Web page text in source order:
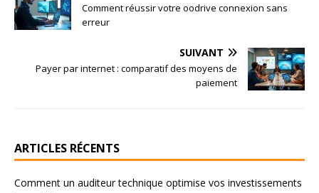
Comment réussir votre oodrive connexion sans
erreur
SUIVANT
Payer par internet : comparatif des moyens de
paiement
ARTICLES RÉCENTS
Comment un auditeur technique optimise vos investissements